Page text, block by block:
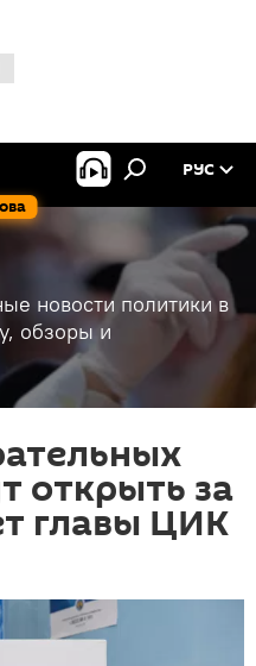
РУС
новости политики в
обзоры и
открыть за
главы ЦИК